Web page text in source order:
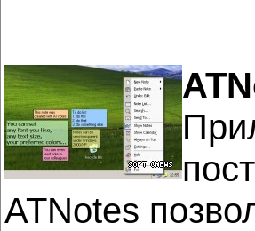
ATNotes